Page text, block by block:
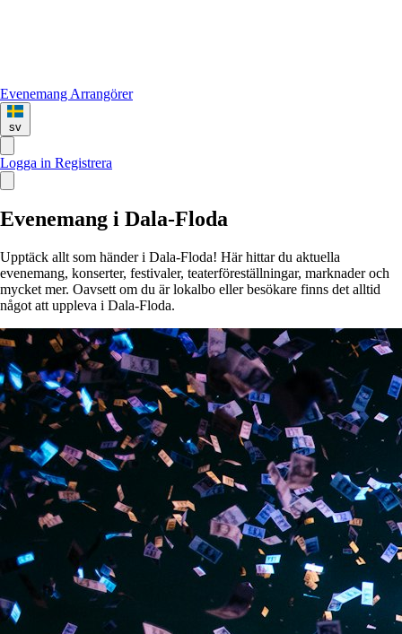
Evenemang Arrangörer
sv
Logga in Registrera
Evenemang i Dala-Floda
Upptäck allt som händer i Dala-Floda! Här hittar du aktuella
evenemang, konserter, festivaler, teaterföreställningar, marknader och
mycket mer. Oavsett om du är lokalbo eller besökare finns det alltid
något att uppleva i Dala-Floda.